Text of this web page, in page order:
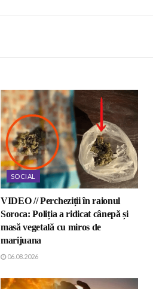
SOCIAL
VIDEO // Percheziții în raionul
Soroca: Poliția a ridicat cânepă și
masă vegetală cu miros de
marijuana
06.08.2026